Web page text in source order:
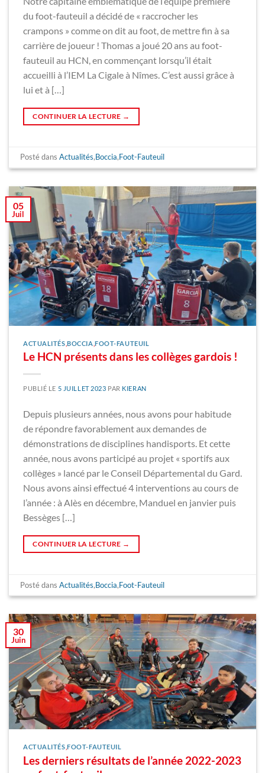
du foot-fauteuil a décidé de « raccrocher les
crampons » comme on dit au foot, de mettre fin à sa
carrière de joueur ! Thomas a joué 20 ans au foot-
fauteuil au HCN, en commençant lorsqu’il était
accueilli à l’IEM La Cigale à Nîmes. C’est aussi grâce à
lui et à […]
CONTINUER LA LECTURE →
Posté dansActualités,Boccia,Foot-Fauteuil
05
Juil
ACTUALITÉS ,BOCCIA ,FOOT-FAUTEUIL
Le HCN présents dans les collèges gardois !
PUBLIÉ LE 5 JUILLET 2023 PAR KIERAN
Depuis plusieurs années, nous avons pour habitude
de répondre favorablement aux demandes de
démonstrations de disciplines handisports. Et cette
année, nous avons participé au projet « sportifs aux
collèges » lancé par le Conseil Départemental du Gard.
Nous avons ainsi effectué 4 interventions au cours de
l’année : à Alès en décembre, Manduel en janvier puis
Bessèges […]
CONTINUER LA LECTURE →
Posté dansActualités,Boccia,Foot-Fauteuil
30
Juin
ACTUALITÉS ,FOOT-FAUTEUIL
Les derniers résultats de l’année 2022-2023